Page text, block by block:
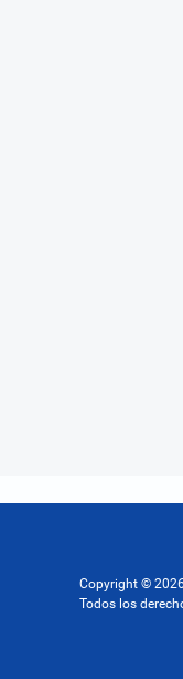
Copyright ©
Todos los